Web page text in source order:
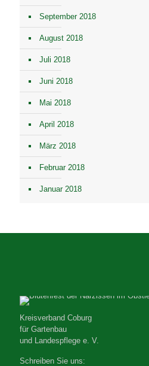
September 2018
August 2018
Juli 2018
Juni 2018
Mai 2018
April 2018
März 2018
Februar 2018
Januar 2018
Kreisverband Coburg
für Gartenbau
und Landespflege e. V.
Schreiben Sie uns: